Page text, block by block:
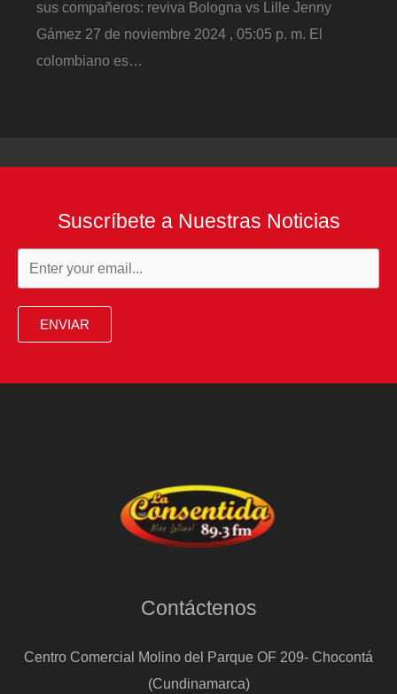
sus compañeros: reviva Bologna vs Lille Jenny
Gámez 27 de noviembre 2024 , 05:05 p. m. El
colombiano es…
Suscríbete a Nuestras Noticias
ENVIAR
Contáctenos
Centro Comercial Molino del Parque OF 209- Chocontá
(Cundinamarca)